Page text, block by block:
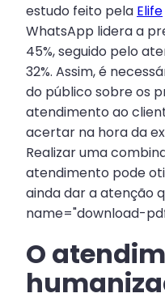
estudo feito pela Elife
WhatsApp lidera a
45%, seguido pelo
32%. Assim, é
do público sobre os
atendimento ao
acertar na hora da
Realizar uma
atendimento pode
ainda dar a atenção
name="download-
O